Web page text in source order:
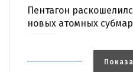
Пентагон
новых атомных